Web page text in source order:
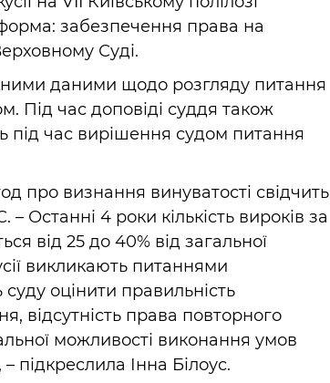
забезпечення права на
Суді.
даними щодо розгляду питання
Під час доповіді суддя також
під час вирішення судом питання
про визнання винуватості свідчить
Останні 4 роки кількість вироків за
від 25 до 40% від загальної
викликають питаннями
оцінити правильність
відсутність права повторного
можливості виконання умов
підкреслила Інна Білоус.